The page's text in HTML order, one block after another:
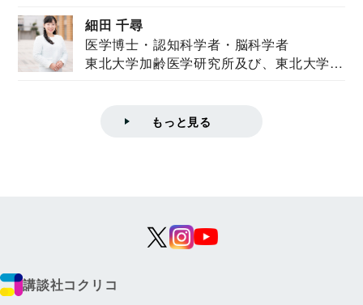
細田 千尋
医学博士・認知科学者・脳科学者
東北大学加齢医学研究所及び、東北大学大
もっと見る
講談社コクリコ